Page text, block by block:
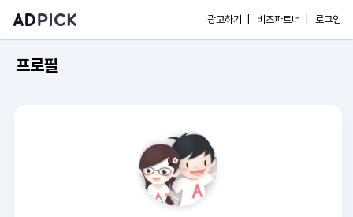
광고하기 | 비즈파트너 | 로그인
프로필